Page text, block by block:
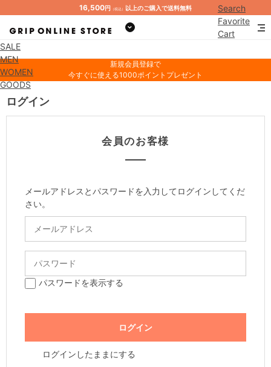
16,500円 （税込） 以上のご購入で送料無料
Search
Favorite
Cart
SALE
MEN
WOMEN
GOODS
新規会員登録で
今すぐに使える1000ポイントプレゼント
ログイン
会員のお客様
メールアドレスとパスワードを入力してログインしてくだ
さい。
パスワードを表示する
ログインしたままにする